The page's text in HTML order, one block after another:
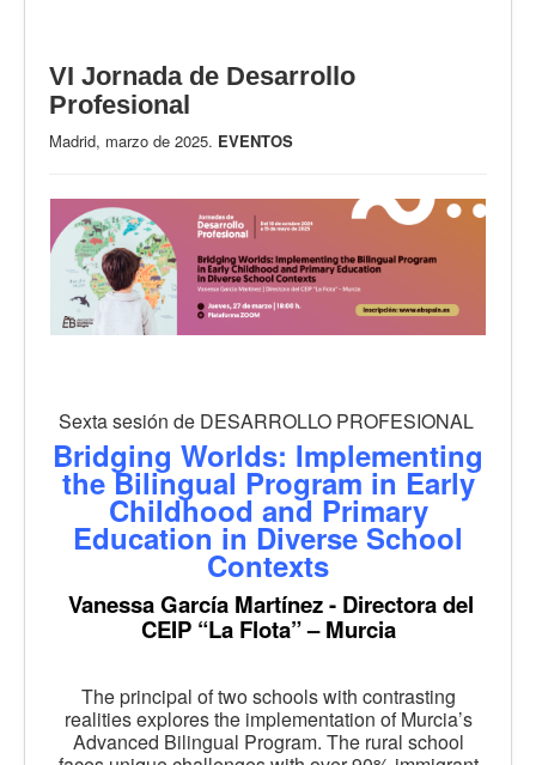
VI Jornada de Desarrollo
Profesional
Madrid, marzo de 2025. EVENTOS
Sexta sesión de DESARROLLO PROFESIONAL
Bridging Worlds: Implementing
the Bilingual Program in Early
Childhood and Primary
Education in Diverse School
Contexts
Vanessa García Martínez - Directora del
CEIP “La Flota” – Murcia
The principal of two schools with contrasting
realities explores the implementation of Murcia’s
Advanced Bilingual Program. The rural school